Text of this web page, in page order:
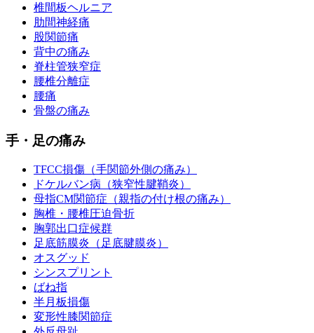
椎間板ヘルニア
肋間神経痛
股関節痛
背中の痛み
脊柱管狭窄症
腰椎分離症
腰痛
骨盤の痛み
手・足の痛み
TFCC損傷（手関節外側の痛み）
ドケルバン病（狭窄性腱鞘炎）
母指CM関節症（親指の付け根の痛み）
胸椎・腰椎圧迫骨折
胸郭出口症候群
足底筋膜炎（足底腱膜炎）
オスグッド
シンスプリント
ばね指
半月板損傷
変形性膝関節症